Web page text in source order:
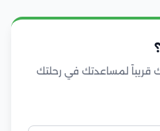
قريباً لمساعدتك في رحلتك